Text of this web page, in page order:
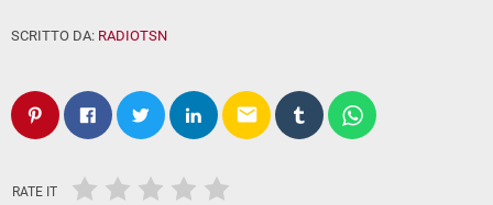
SCRITTO DA: RADIOTSN
email
RATE IT